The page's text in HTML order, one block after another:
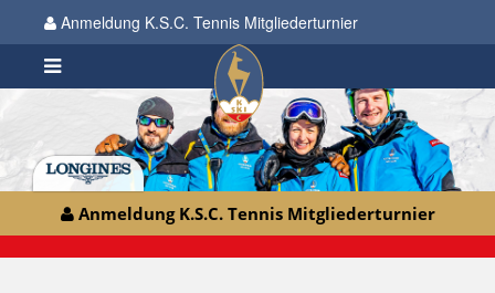
Anmeldung K.S.C. Tennis Mitgliederturnier
Anmeldung K.S.C. Tennis Mitgliederturnier